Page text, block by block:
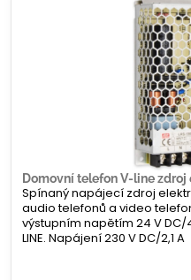
Domovní telefon V-line
Spínaný napájecí zdroj
audio telefonů a video
výstupním napětím 24 V
LINE. Napájení 230 V DC/2,1 A